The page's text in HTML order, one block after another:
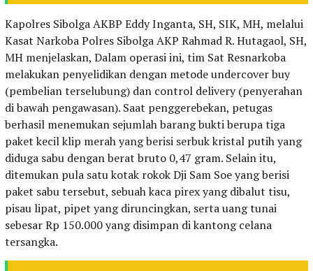
Kapolres Sibolga AKBP Eddy Inganta, SH, SIK, MH, melalui
Kasat Narkoba Polres Sibolga AKP Rahmad R. Hutagaol, SH,
MH menjelaskan, Dalam operasi ini, tim Sat Resnarkoba
melakukan penyelidikan dengan metode undercover buy
(pembelian terselubung) dan control delivery (penyerahan
di bawah pengawasan). Saat penggerebekan, petugas
berhasil menemukan sejumlah barang bukti berupa tiga
paket kecil klip merah yang berisi serbuk kristal putih yang
diduga sabu dengan berat bruto 0,47 gram. Selain itu,
ditemukan pula satu kotak rokok Dji Sam Soe yang berisi
paket sabu tersebut, sebuah kaca pirex yang dibalut tisu,
pisau lipat, pipet yang diruncingkan, serta uang tunai
sebesar Rp 150.000 yang disimpan di kantong celana
tersangka.